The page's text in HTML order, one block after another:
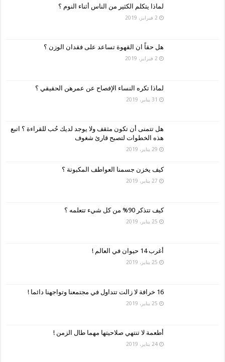
لماذا يتكلم الكثير من الناس أثناء النوم ؟
2 فبراير، 2019
هل حقاً ان القهوة تساعد على فقدان الوزن ؟
2 فبراير، 2019
لماذا تكره النساء الإفصاح عن عمرهن الحقيقي ؟
31 يناير، 2019
هل تتمنى أن تكون مثقف ولا يوجد لديك حُب للقراءة ؟ اتبع
هذه الخطوات لتصبح قارئ شغوف
29 يناير، 2019
كيف يخزن جسمنا العواطف المكبوتة ؟
27 يناير، 2019
كيف تتذكر 90% من كل شيء تتعلمه ؟
25 يناير، 2019
أغرب 14 حيوان في العالم !
25 يناير، 2019
16 خرافة لا زالت تتداول في مجتمعنا وتواجهنا دائما !
25 يناير، 2019
أطعمة لا تنتهي صلاحيتها مهما طال الزمن !
24 يناير، 2019